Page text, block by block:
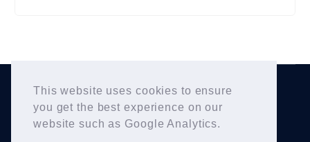
This website uses cookies to ensure
you get the best experience on our
website such as Google Analytics.
Copyright © 2026Yiannis Karousos. All Rights
Reserved.